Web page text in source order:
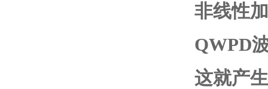
非线性
QWPD
这就产